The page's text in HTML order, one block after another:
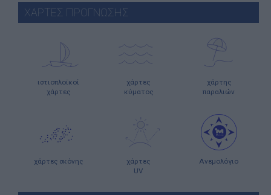
ΧΑΡΤΕΣ ΠΡΟΓΝΩΣΗΣ
ιστιοπλοϊκοί
χάρτες
χάρτες
κύματος
χάρτης
παραλιών
χάρτες σκόνης
χάρτες
UV
Ανεμολόγιο